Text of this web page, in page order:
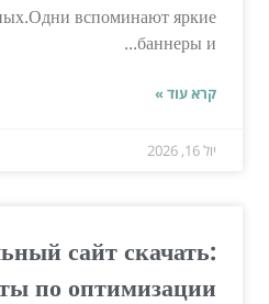
вспоминают яркие
баннеры и...
קרא עוד »
יול 16, 2026
сайт скачать:
по оптимизации